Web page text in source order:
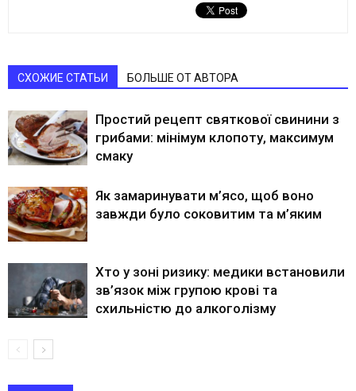
СХОЖИЕ СТАТЬИ БОЛЬШЕ ОТ АВТОРА
Простий рецепт святкової свинини з
грибами: мінімум клопоту, максимум
смаку
Як замаринувати м’ясо, щоб воно
завжди було соковитим та м’яким
Хто у зоні ризику: медики встановили
зв’язок між групою крові та
схильністю до алкоголізму